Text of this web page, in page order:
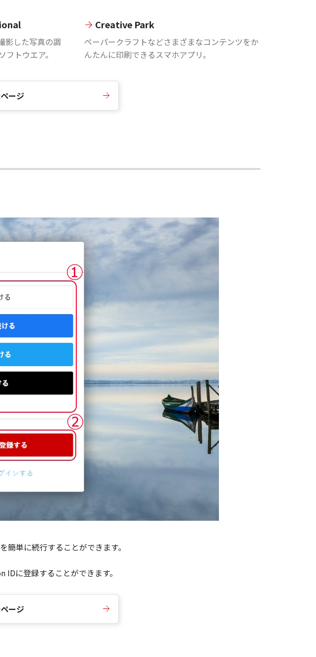
影した写真の調
トウエア。
Creative Park
ペーパークラフトなどさまざまなコンテンツをか
んたんに印刷できるスマホアプリ。
ージ
単に続行することができます。
に登録することができます。
ージ